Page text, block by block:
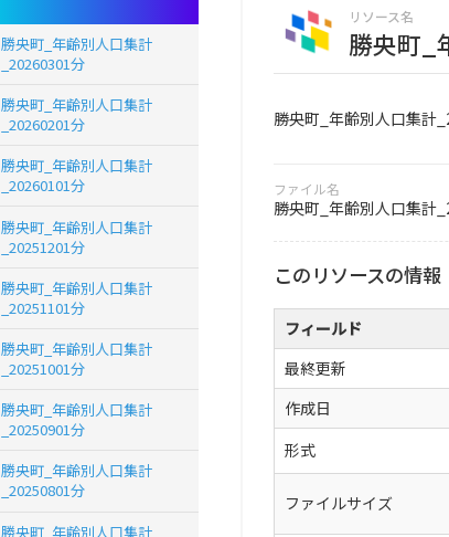
リソース名
勝央町_
勝央町_年齢別人口集計
ファイル名
勝央町_年齢別人口集計
このリソースの情報
フィールド
最終更新
作成日
形式
ファイルサイズ
勝央町_年齢別人口集計
_20260301分
勝央町_年齢別人口集計
_20260201分
勝央町_年齢別人口集計
_20260101分
勝央町_年齢別人口集計
_20251201分
勝央町_年齢別人口集計
_20251101分
勝央町_年齢別人口集計
_20251001分
勝央町_年齢別人口集計
_20250901分
勝央町_年齢別人口集計
_20250801分
勝央町_年齢別人口集計